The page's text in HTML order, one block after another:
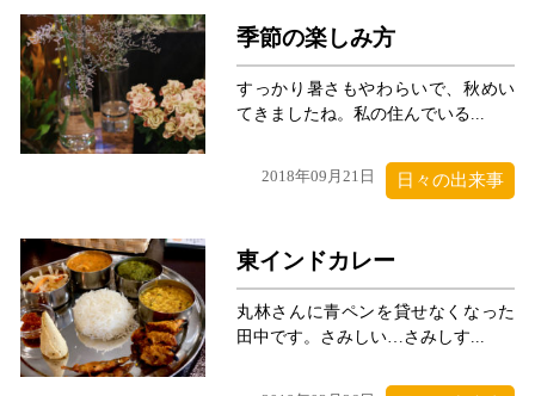
季節の楽しみ方
すっかり暑さもやわらいで、秋めい
てきましたね。私の住んでいる...
2018年09月21日 日々の出来事
東インドカレー
丸林さんに青ペンを貸せなくなった
田中です。さみしい…さみしす...